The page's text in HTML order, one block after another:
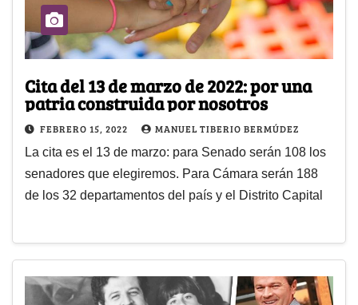
Cita del 13 de marzo de 2022: por una
patria construida por nosotros
FEBRERO 15, 2022 MANUEL TIBERIO BERMÚDEZ
La cita es el 13 de marzo: para Senado serán 108 los
senadores que elegiremos. Para Cámara serán 188
de los 32 departamentos del país y el Distrito Capital